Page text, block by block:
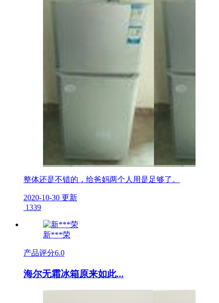
整体还是不错的，给爸妈两个人用是足够了。
2020-10-30 更新
1339
新***荣
产品评分6.0
海尔无霜冰箱原来如此...